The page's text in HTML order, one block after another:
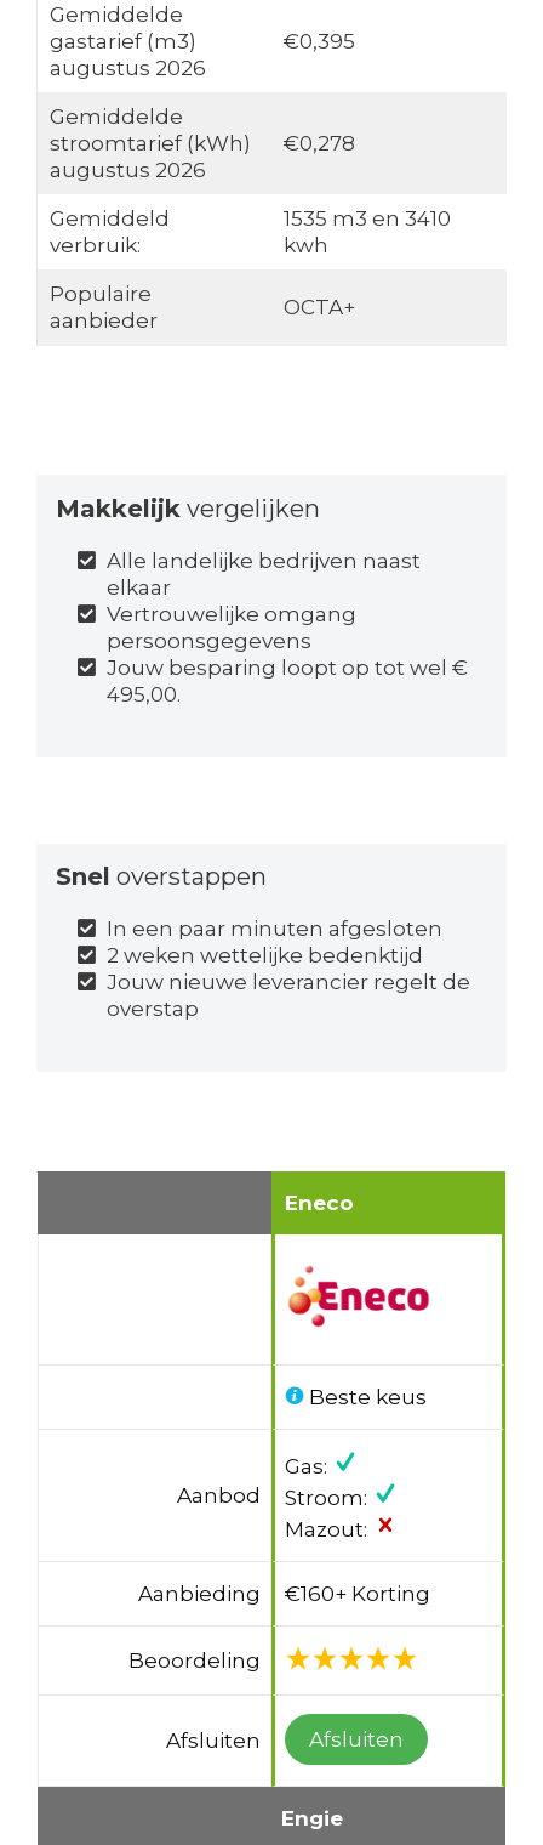
Gemiddelde
gastarief (m3)
augustus 2026
€0,395
Gemiddelde
stroomtarief (kWh)
augustus 2026
€0,278
Gemiddeld
verbruik:
1535 m3 en 3410
kwh
Populaire
aanbieder
OCTA+
Makkelijk vergelijken
Alle landelijke bedrijven naast
elkaar
Vertrouwelijke omgang
persoonsgegevens
Jouw besparing loopt op tot wel €
495,00.
Snel overstappen
In een paar minuten afgesloten
2 weken wettelijke bedenktijd
Jouw nieuwe leverancier regelt de
overstap
Eneco
Beste keus
Aanbod
Gas:
Stroom:
Mazout:
Aanbieding €160+ Korting
Beoordeling
Afsluiten Afsluiten
Engie